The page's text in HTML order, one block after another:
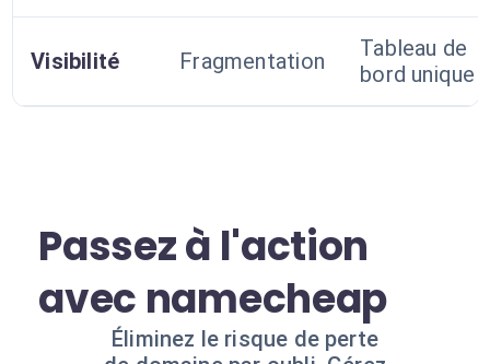
Visibilité Fragmentation
Tableau de
bord unique
Passez à l'action
avec namecheap
Éliminez le risque de perte